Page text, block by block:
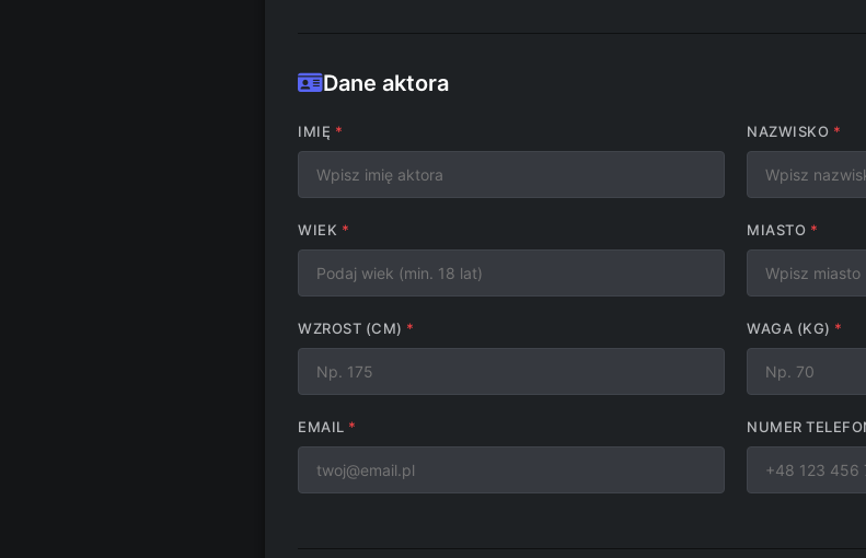
Dane aktora
IMIĘ NAZWISKO
WIEK MIASTO
WZROST (CM) WAGA (KG)
EMAIL NUMER